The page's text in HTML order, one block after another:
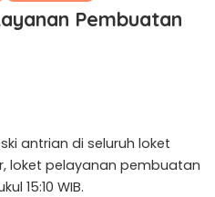
Pembuatan
antrian di seluruh loket
loket pelayanan pembuatan
15:10 WIB.